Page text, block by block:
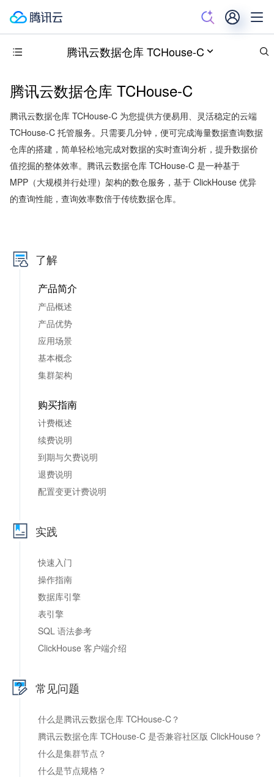
腾讯云数据仓库 TCHouse-C
腾讯云数据仓库 TCHouse-C
腾讯云数据仓库 TCHouse-C 为您提供方便易用、灵活稳定的云端
TCHouse-C 托管服务。只需要几分钟，便可完成海量数据查询数据
仓库的搭建，简单轻松地完成对数据的实时查询分析，提升数据价
值挖掘的整体效率。腾讯云数据仓库 TCHouse-C 是一种基于
MPP（大规模并行处理）架构的数仓服务，基于 ClickHouse 优异
的查询性能，查询效率数倍于传统数据仓库。
了解
产品简介
产品概述
产品优势
应用场景
基本概念
集群架构
购买指南
计费概述
续费说明
到期与欠费说明
退费说明
配置变更计费说明
实践
快速入门
操作指南
数据库引擎
表引擎
SQL 语法参考
ClickHouse 客户端介绍
常见问题
什么是腾讯云数据仓库 TCHouse-C？
腾讯云数据仓库 TCHouse-C 是否兼容社区版 ClickHouse？
什么是集群节点？
什么是节点规格？